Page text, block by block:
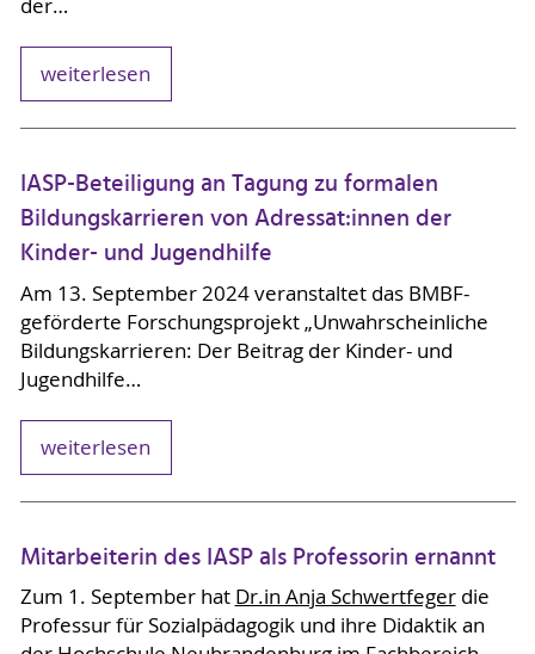
der…
weiterlesen
IASP-Beteiligung an Tagung zu formalen
Bildungskarrieren von Adressat:innen der
Kinder- und Jugendhilfe
Am 13. September 2024 veranstaltet das BMBF-
geförderte Forschungsprojekt „Unwahrscheinliche
Bildungskarrieren: Der Beitrag der Kinder- und
Jugendhilfe…
weiterlesen
Mitarbeiterin des IASP als Professorin ernannt
Zum 1. September hat Dr.in Anja Schwertfegerdie
Professur für Sozialpädagogik und ihre Didaktik an